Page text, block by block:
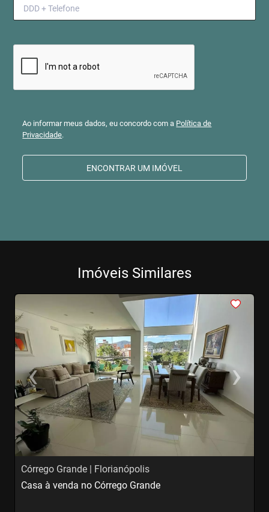
Ao informar meus dados, eu concordo com a Política de
Privacidade.
ENCONTRAR UM IMÓVEL
Imóveis Similares
‹Previous ›Next
Córrego Grande | Florianópolis
Casa à venda no Córrego Grande